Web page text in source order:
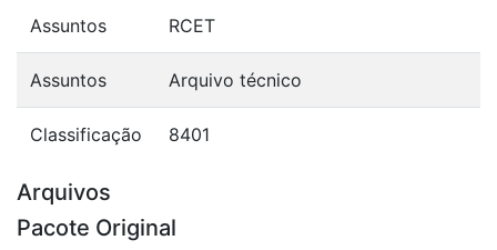
Assuntos RCET
Assuntos Arquivo técnico
Classificação 8401
Arquivos
Pacote Original